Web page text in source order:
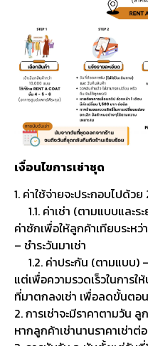
เงื่อนไขการเช่าชุด
1. ค่าใช้จ่ายจะประกอบไปด้ว
1.1. ค่าเช่า (ตามแบบและร
ค่าซักเพื่อให้ลูกค้าเทียบระห
– ชำระวันมาเช่า
1.2. ค่าประกัน (ตามแบบ)
แต่เพื่อความรวดเร็วในการใ
ที่มาตกลงเช่า เพื่อลดขั้นตอ
2. การเช่าจะมีราคาตามวัน ลู
หากลูกค้าเช่านานราคาเช่าต่